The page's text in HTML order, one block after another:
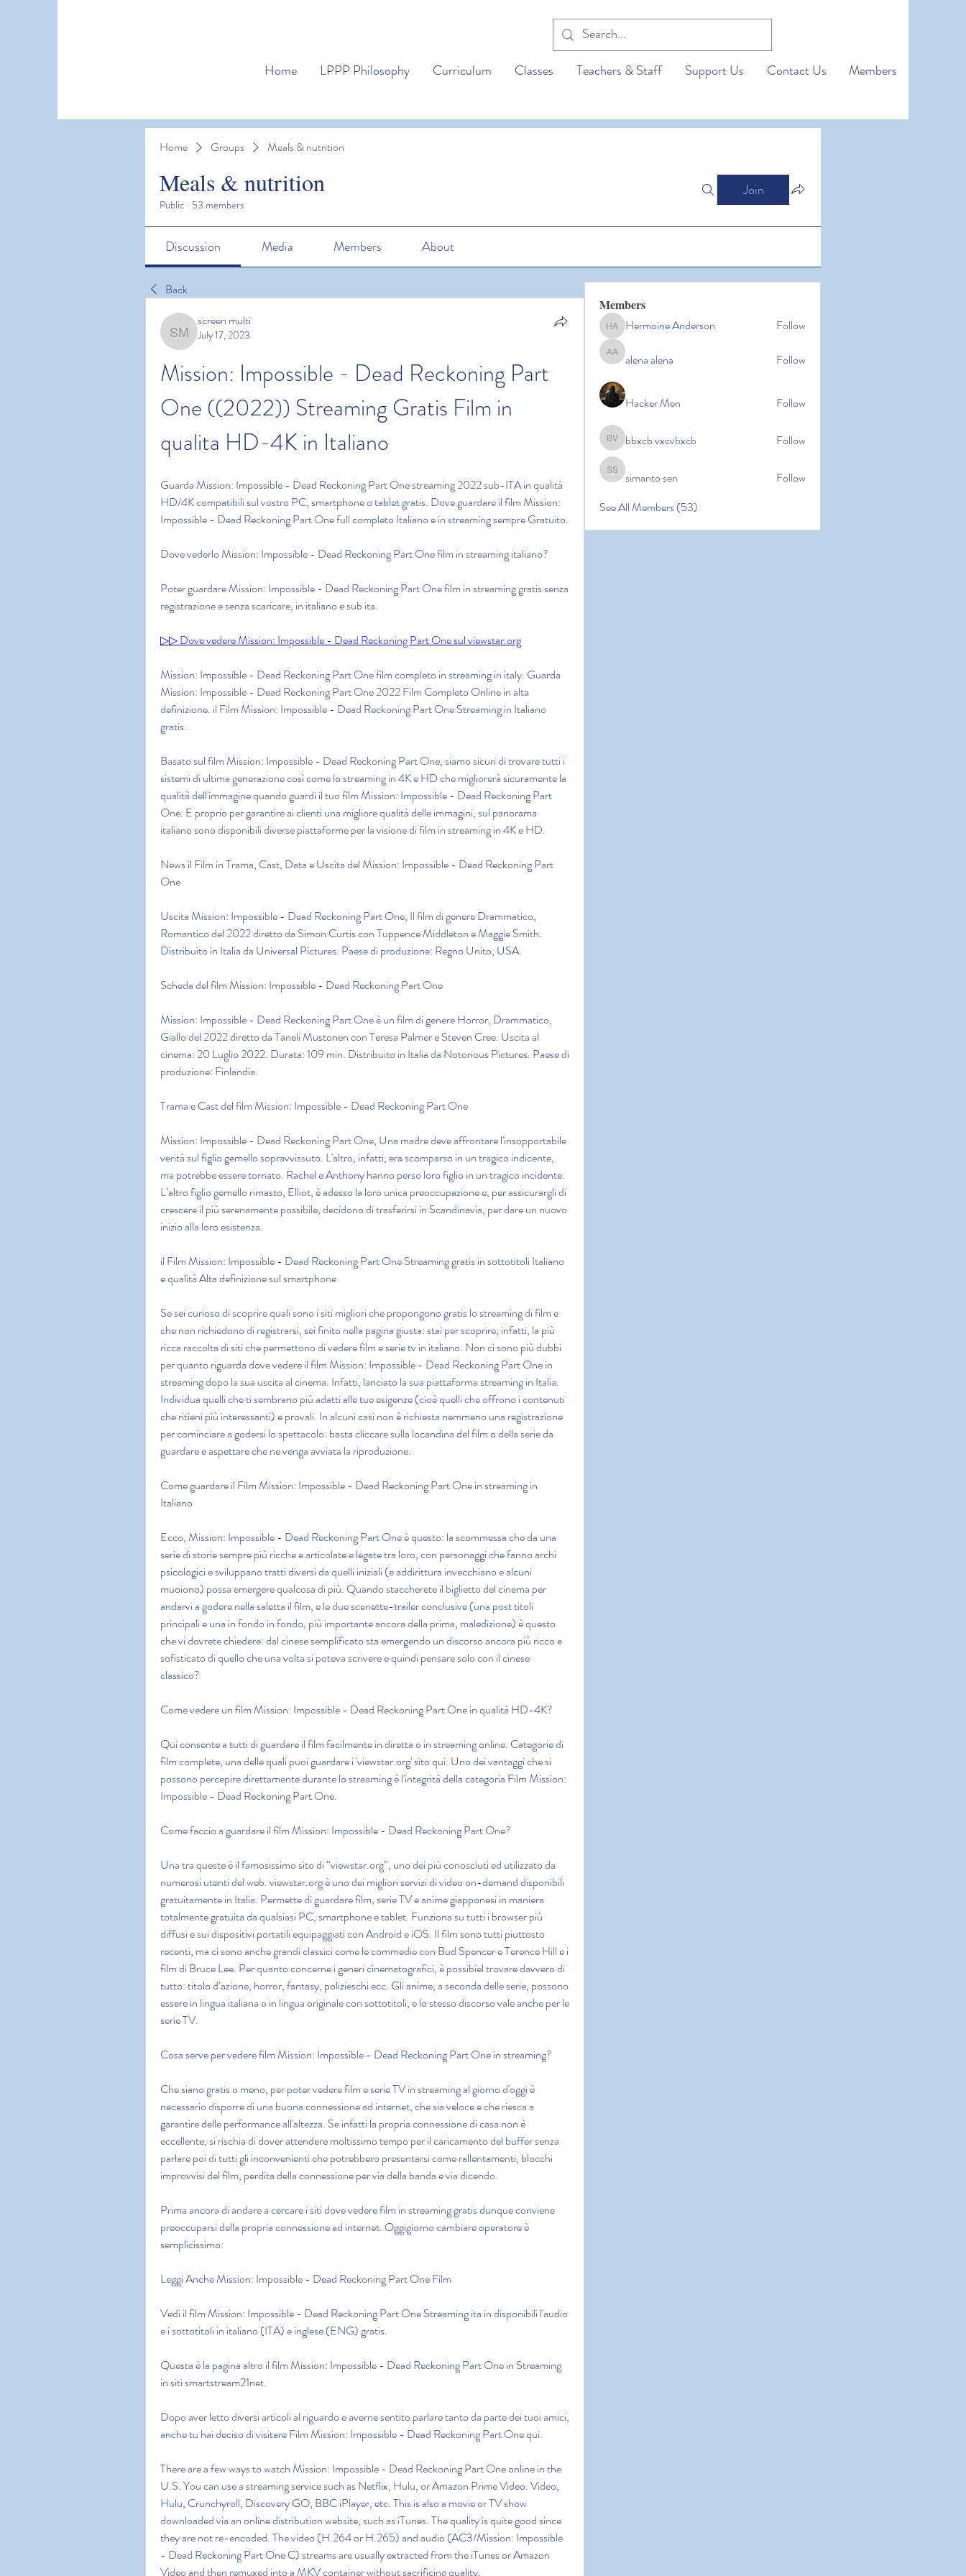
Home LPPP Philosophy Curriculum Classes Teachers & Staff Support Us Contact Us Members
Home Groups Meals & nutrition
Meals & nutrition
Public · 53 members
Join
Discussion Media Members About
Back
screen multi
screen multi
July 17, 2023
Mission: Impossible - Dead Reckoning Part
One ((2022)) Streaming Gratis Film in
qualita HD-4K in Italiano
Guarda Mission: Impossible - Dead Reckoning Part One streaming 2022 sub-ITA in qualità
HD/4K compatibili sul vostro PC, smartphone o tablet gratis. Dove guardare il film Mission:
Impossible - Dead Reckoning Part One full completo Italiano e in streaming sempre Gratuito.
Dove vederlo Mission: Impossible - Dead Reckoning Part One film in streaming italiano?
Poter guardare Mission: Impossible - Dead Reckoning Part One film in streaming gratis senza
registrazione e senza scaricare, in italiano e sub ita.
▷▷ Dove vedere Mission: Impossible - Dead Reckoning Part One sul viewstar.org
Mission: Impossible - Dead Reckoning Part One film completo in streaming in italy. Guarda
Mission: Impossible - Dead Reckoning Part One 2022 Film Completo Online in alta
definizione. il Film Mission: Impossible - Dead Reckoning Part One Streaming in Italiano
gratis.
Basato sul film Mission: Impossible - Dead Reckoning Part One, siamo sicuri di trovare tutti i
sistemi di ultima generazione così come lo streaming in 4K e HD che migliorerà sicuramente la
qualità dell'immagine quando guardi il tuo film Mission: Impossible - Dead Reckoning Part
One. E proprio per garantire ai clienti una migliore qualità delle immagini, sul panorama
italiano sono disponibili diverse piattaforme per la visione di film in streaming in 4K e HD.
News il Film in Trama, Cast, Data e Uscita del Mission: Impossible - Dead Reckoning Part
One
Uscita Mission: Impossible - Dead Reckoning Part One, Il film di genere Drammatico,
Romantico del 2022 diretto da Simon Curtis con Tuppence Middleton e Maggie Smith.
Distribuito in Italia da Universal Pictures. Paese di produzione: Regno Unito, USA.
Scheda del film Mission: Impossible - Dead Reckoning Part One
Mission: Impossible - Dead Reckoning Part One è un film di genere Horror, Drammatico,
Giallo del 2022 diretto da Taneli Mustonen con Teresa Palmer e Steven Cree. Uscita al
cinema: 20 Luglio 2022. Durata: 109 min. Distribuito in Italia da Notorious Pictures. Paese di
produzione: Finlandia.
Trama e Cast del film Mission: Impossible - Dead Reckoning Part One
Mission: Impossible - Dead Reckoning Part One, Una madre deve affrontare l'insopportabile
verità sul figlio gemello sopravvissuto. L'altro, infatti, era scomparso in un tragico indicente,
ma potrebbe essere tornato. Rachel e Anthony hanno perso loro figlio in un tragico incidente.
L’altro figlio gemello rimasto, Elliot, è adesso la loro unica preoccupazione e, per assicurargli di
crescere il più serenamente possibile, decidono di trasferirsi in Scandinavia, per dare un nuovo
inizio alla loro esistenza.
il Film Mission: Impossible - Dead Reckoning Part One Streaming gratis in sottotitoli Italiano
e qualità Alta definizione sul smartphone
Se sei curioso di scoprire quali sono i siti migliori che propongono gratis lo streaming di film e
che non richiedono di registrarsi, sei finito nella pagina giusta: stai per scoprire, infatti, la più
ricca raccolta di siti che permettono di vedere film e serie tv in italiano. Non ci sono più dubbi
per quanto riguarda dove vedere il film Mission: Impossible - Dead Reckoning Part One in
streaming dopo la sua uscita al cinema. Infatti, lanciato la sua piattaforma streaming in Italia.
Individua quelli che ti sembrano più adatti alle tue esigenze (cioè quelli che offrono i contenuti
che ritieni più interessanti) e provali. In alcuni casi non è richiesta nemmeno una registrazione
per cominciare a godersi lo spettacolo: basta cliccare sulla locandina del film o della serie da
guardare e aspettare che ne venga avviata la riproduzione.
Come guardare il Film Mission: Impossible - Dead Reckoning Part One in streaming in
Italiano
Ecco, Mission: Impossible - Dead Reckoning Part One è questo: la scommessa che da una
serie di storie sempre più ricche e articolate e legate tra loro, con personaggi che fanno archi
psicologici e sviluppano tratti diversi da quelli iniziali (e addirittura invecchiano e alcuni
muoiono) possa emergere qualcosa di più. Quando staccherete il biglietto del cinema per
andarvi a godere nella saletta il film, e le due scenette-trailer conclusive (una post titoli
principali e una in fondo in fondo, più importante ancora della prima, maledizione) è questo
che vi dovrete chiedere: dal cinese semplificato sta emergendo un discorso ancora più ricco e
sofisticato di quello che una volta si poteva scrivere e quindi pensare solo con il cinese
classico?
Come vedere un film Mission: Impossible - Dead Reckoning Part One in qualità HD-4K?
Qui consente a tutti di guardare il film facilmente in diretta o in streaming online. Categorie di
film complete, una delle quali puoi guardare i 'viewstar.org' sito qui. Uno dei vantaggi che si
possono percepire direttamente durante lo streaming è l'integrità della categoria Film Mission:
Impossible - Dead Reckoning Part One.
Come faccio a guardare il film Mission: Impossible - Dead Reckoning Part One?
Una tra queste è il famosissimo sito di “viewstar.org”, uno dei più conosciuti ed utilizzato da
numerosi utenti del web. viewstar.org è uno dei migliori servizi di video on-demand disponibili
gratuitamente in Italia. Permette di guardare film, serie TV e anime giapponesi in maniera
totalmente gratuita da qualsiasi PC, smartphone e tablet. Funziona su tutti i browser più
diffusi e sui dispositivi portatili equipaggiati con Android e iOS. Il film sono tutti piuttosto
recenti, ma ci sono anche grandi classici come le commedie con Bud Spencer e Terence Hill e i
film di Bruce Lee. Per quanto concerne i generi cinematografici, è possibiel trovare davvero di
tutto: titolo d’azione, horror, fantasy, polizieschi ecc. Gli anime, a seconda delle serie, possono
essere in lingua italiana o in lingua originale con sottotitoli, e lo stesso discorso vale anche per le
serie TV.
Cosa serve per vedere film Mission: Impossible - Dead Reckoning Part One in streaming?
Che siano gratis o meno, per poter vedere film e serie TV in streaming al giorno d'oggi è
necessario disporre di una buona connessione ad internet, che sia veloce e che riesca a
garantire delle performance all'altezza. Se infatti la propria connessione di casa non è
eccellente, si rischia di dover attendere moltissimo tempo per il caricamento del buffer senza
parlare poi di tutti gli inconvenienti che potrebbero presentarsi come rallentamenti, blocchi
improvvisi del film, perdita della connessione per via della banda e via dicendo.
Prima ancora di andare a cercare i siti dove vedere film in streaming gratis dunque conviene
preoccuparsi della propria connessione ad internet. Oggigiorno cambiare operatore è
semplicissimo:
Leggi Anche Mission: Impossible - Dead Reckoning Part One Film
Vedi il film Mission: Impossible - Dead Reckoning Part One Streaming ita in disponibili l'audio
e i sottotitoli in italiano (ITA) e inglese (ENG) gratis.
Questa è la pagina altro il film Mission: Impossible - Dead Reckoning Part One in Streaming
in siti smartstream21net.
Dopo aver letto diversi articoli al riguardo e averne sentito parlare tanto da parte dei tuoi amici,
anche tu hai deciso di visitare Film Mission: Impossible - Dead Reckoning Part One qui.
There are a few ways to watch Mission: Impossible - Dead Reckoning Part One online in the
U.S. You can use a streaming service such as Netflix, Hulu, or Amazon Prime Video. Video,
Hulu, Crunchyroll, Discovery GO, BBC iPlayer, etc. This is also a movie or TV show
downloaded via an online distribution website, such as iTunes. The quality is quite good since
they are not re-encoded. The video (H.264 or H.265) and audio (AC3/Mission: Impossible
- Dead Reckoning Part One C) streams are usually extracted from the iTunes or Amazon
Video and then remuxed into a MKV container without sacrificing quality.
Members
Hermoine Anderson
Hermoine Anderson Follow
alena alena
alena alena Follow
Hacker Men Follow
bbxcb vxcvbxcb
bbxcb vxcvbxcb Follow
simanto sen
simanto sen
Follow
See All Members (53)